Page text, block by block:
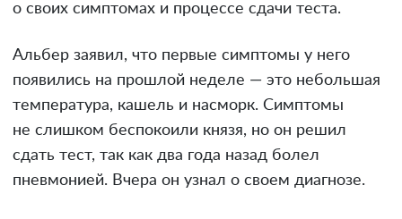
о своих симптомах и процессе сдачи теста.
Альбер заявил, что первые симптомы у него
появились на прошлой неделе — это небольшая
температура, кашель и насморк. Симптомы
не слишком беспокоили князя, но он решил
сдать тест, так как два года назад болел
пневмонией. Вчера он узнал о своем диагнозе.